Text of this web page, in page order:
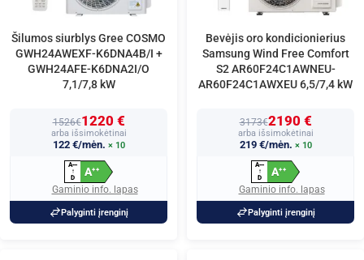
Šilumos siurblys Gree COSMO
GWH24AWEXF-K6DNA4B/I +
GWH24AFE-K6DNA2I/O
7,1/7,8 kW
1526€1220 €
arba išsimokėtinai
122 €/mėn. × 10
A+++
↑
D
A++
Gaminio info. lapas
Palyginti įrenginį
Bevėjis oro kondicionierius
Samsung Wind Free Comfort
S2 AR60F24C1AWNEU-
AR60F24C1AWXEU 6,5/7,4 kW
3173€2190 €
arba išsimokėtinai
219 €/mėn. × 10
A+++
↑
D
A++
Gaminio info. lapas
Palyginti įrenginį